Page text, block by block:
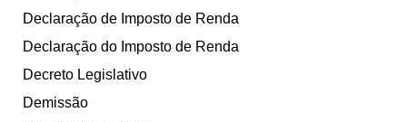
Declaração de Imposto de Renda
Declaração do Imposto de Renda
Decreto Legislativo
Demissão